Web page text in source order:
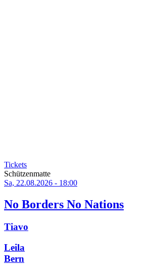
Tickets
Schützenmatte
Sa, 22.08.2026 - 18:00
No Borders No Nations
Tiavo
Leila
Bern